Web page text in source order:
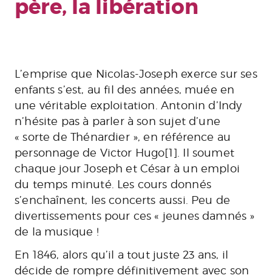
père, la libération
L’emprise que Nicolas-Joseph exerce sur ses
enfants s’est, au fil des années, muée en
une véritable exploitation. Antonin d’Indy
n’hésite pas à parler à son sujet d’une
« sorte de Thénardier », en référence au
personnage de Victor Hugo[1]. Il soumet
chaque jour Joseph et César à un emploi
du temps minuté. Les cours donnés
s’enchaînent, les concerts aussi. Peu de
divertissements pour ces « jeunes damnés »
de la musique !
En 1846, alors qu’il a tout juste 23 ans, il
décide de rompre définitivement avec son